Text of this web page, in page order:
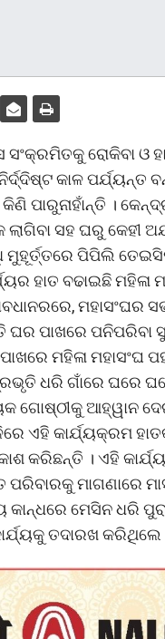
ରୋକିବା ଓ
କାଳ ପର୍ଯ୍ୟନ୍ତ
ପାରୁନାହାଁନ୍ତି ।
ସହ ଘରୁ କେହୀ
ପିପିଲି
ହାତ ବଢାଇଛି
ମହାସଂଘର
ପାଖରେ ପନିପରିବା
ମହିଳା ମହାସଂଘ
ଧରି ଗାଁରେ ଘରେ
ଗୋଷ୍ଠୀକୁ ଆହ୍ୱାନ
ଏହି କାର୍ଯ୍ୟକ୍ରମ
କରିଛନ୍ତି । ଏହି
ମାଗଣାରେ
ମେସିନ ଧରି
ତଦାରଖ କରିଥିଲେ